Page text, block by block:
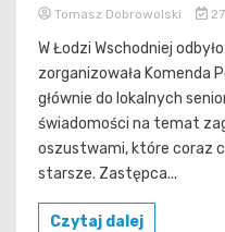
Tomasz Dobrowolski
W Łodzi Wschodniej
zorganizowała Komenda
głównie do lokalnych
świadomości na temat
oszustwami, które coraz
starsze. Zastępca...
Czytaj dalej